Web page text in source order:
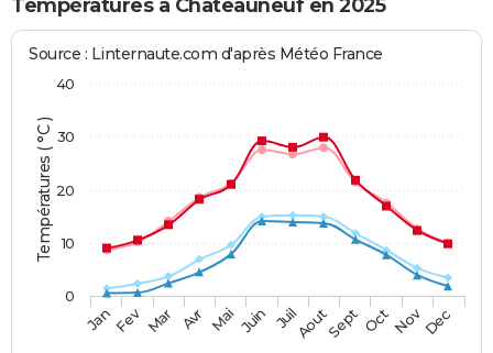
Températures à Châteauneuf en 2025
Températures ( °C )
Source : Linternaute.com d'après Météo France
JanFev Mar Avr Mai Juin JuilAoutSept OctNovDec
0
10
20
30
40